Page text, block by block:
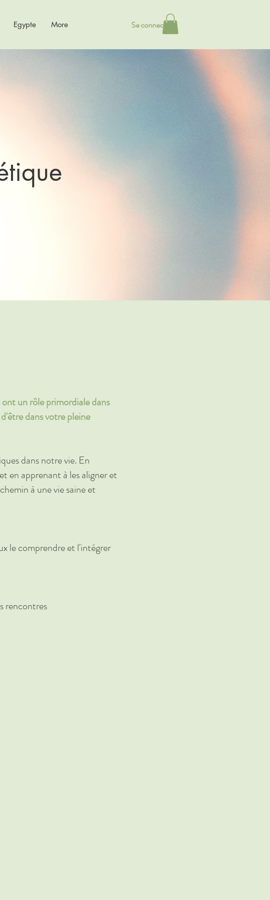
Egypte More Se connecter
un rôle primordiale dans
dans votre pleine
dans notre vie. En
en apprenant à les aligner et
à une vie saine et
le comprendre et l'intégrer
rencontres